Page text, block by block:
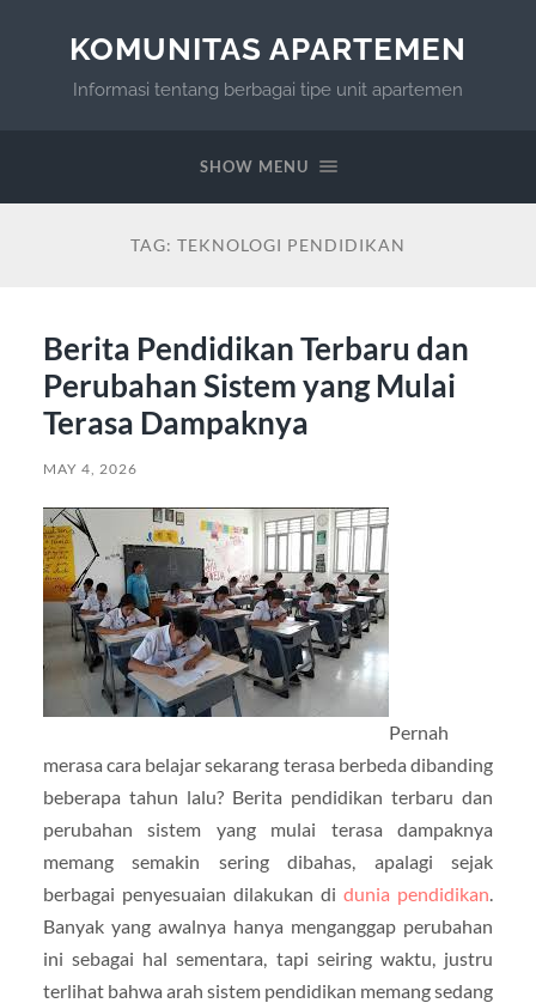
KOMUNITAS APARTEMEN
Informasi tentang berbagai tipe unit apartemen
SHOW MENU
TAG: TEKNOLOGI PENDIDIKAN
Berita Pendidikan Terbaru dan
Perubahan Sistem yang Mulai
Terasa Dampaknya
MAY 4, 2026
Pernah
merasa cara belajar sekarang terasa berbeda dibanding
beberapa tahun lalu? Berita pendidikan terbaru dan
perubahan sistem yang mulai terasa dampaknya
memang semakin sering dibahas, apalagi sejak
berbagai penyesuaian dilakukan didunia pendidikan.
Banyak yang awalnya hanya menganggap perubahan
ini sebagai hal sementara, tapi seiring waktu, justru
terlihat bahwa arah sistem pendidikan memang sedang